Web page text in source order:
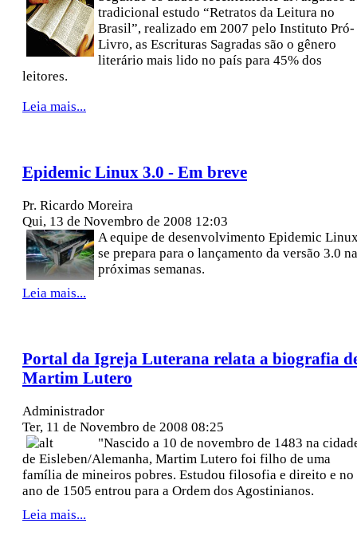
tradicional estudo “Retratos da Leitura no
Brasil”, realizado em 2007 pelo Instituto Pró-
Livro, as Escrituras Sagradas são o gênero
literário mais lido no país para 45% dos
leitores.
Leia mais...
Epidemic Linux 3.0 - Em breve
Pr. Ricardo Moreira
Qui, 13 de Novembro de 2008 12:03
A equipe de desenvolvimento Epidemic
se prepara para o lançamento da versão 3.0
próximas semanas.
Leia mais...
Portal da Igreja Luterana relata a biografia
Martim Lutero
Administrador
Ter, 11 de Novembro de 2008 08:25
"Nascido a 10 de novembro de 1483 na
de Eisleben/Alemanha, Martim Lutero foi filho de uma
família de mineiros pobres. Estudou filosofia e direito e no
ano de 1505 entrou para a Ordem dos Agostinianos.
Leia mais...